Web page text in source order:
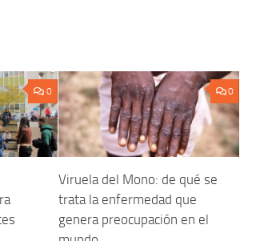
0 0
Viruela del Mono: de qué se
trata la enfermedad que
genera preocupación en el